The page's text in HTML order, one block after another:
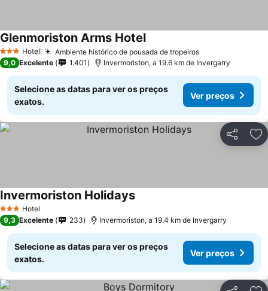
3 EstrelasHotel Ambiente histórico de pousada de tropeirosVer preços
Glenmoriston Arms HotelVer preços
9,0 Excelente 1.401 Invermoriston, a 19.6 km de Invergarry
Selecione as datas para ver os preços
exatos.
Ver preços
Partilhar
3 EstrelasHotel
Invermoriston HolidaysVer preços
9,3 Excelente 233 Invermoriston, a 19.4 km de Invergarry
Selecione as datas para ver os preços
exatos.
Ver preços